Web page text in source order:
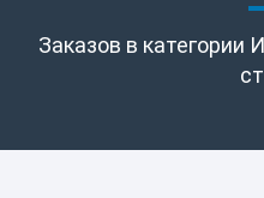
Заказов в категории